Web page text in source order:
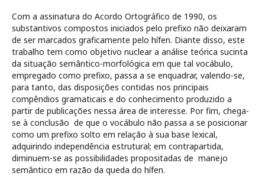
Com a assinatura do Acordo Ortográfico de 1990, os
substantivos compostos iniciados pelo prefixo não deixaram
de ser marcados graficamente pelo hífen. Diante disso, este
trabalho tem como objetivo nuclear a análise teórica sucinta
da situação semântico-morfológica em que tal vocábulo,
empregado como prefixo, passa a se enquadrar, valendo-se,
para tanto, das disposições contidas nos principais
compêndios gramaticais e do conhecimento produzido a
partir de publicações nessa área de interesse. Por fim, chega-
se à conclusão de que o vocábulo não passa a se posicionar
como um prefixo solto em relação à sua base lexical,
adquirindo independência estrutural; em contrapartida,
diminuem-se as possibilidades propositadas de manejo
semântico em razão da queda do hífen.